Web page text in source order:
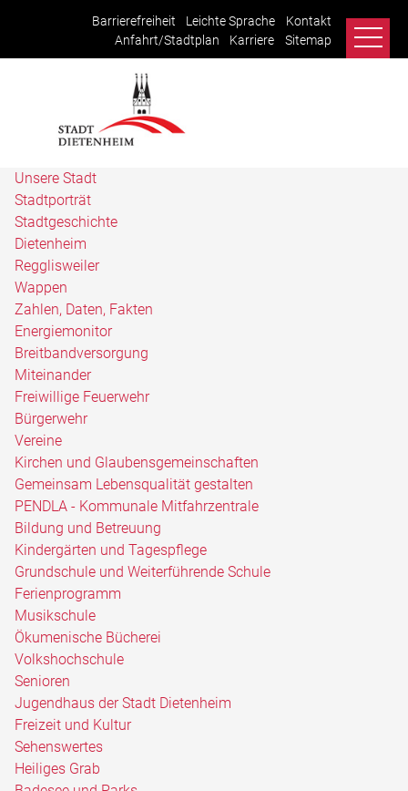
Barrierefreiheit Leichte Sprache
Kontakt
Anfahrt/Stadtplan
Karriere Sitemap
Unsere Stadt
Stadtporträt
Stadtgeschichte
Dietenheim
Regglisweiler
Wappen
Zahlen, Daten, Fakten
Energiemonitor
Breitbandversorgung
Miteinander
Freiwillige Feuerwehr
Bürgerwehr
Vereine
Kirchen und Glaubensgemeinschaften
Gemeinsam Lebensqualität gestalten
PENDLA - Kommunale Mitfahrzentrale
Bildung und Betreuung
Kindergärten und Tagespflege
Grundschule und Weiterführende Schule
Ferienprogramm
Musikschule
Ökumenische Bücherei
Volkshochschule
Senioren
Jugendhaus der Stadt Dietenheim
Freizeit und Kultur
Sehenswertes
Heiliges Grab